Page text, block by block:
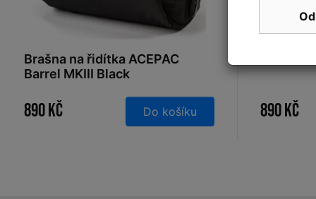
Brašna na řidítka ACEPAC
Barrel MKIII Black
890 Kč Do košíku 890 Kč